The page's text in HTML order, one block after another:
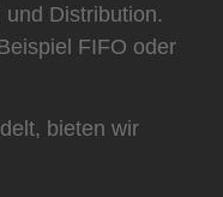
Distribution.
FIFO oder
bieten wir